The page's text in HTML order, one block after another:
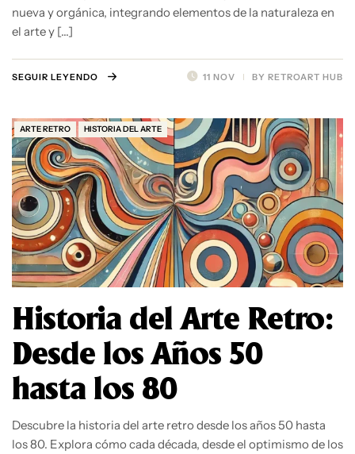
nueva y orgánica, integrando elementos de la naturaleza en
el arte y […]
11 NOV BY RETROART HUB
SEGUIR LEYENDO
ARTE RETRO HISTORIA DEL ARTE
Historia del Arte Retro:
Desde los Años 50
hasta los 80
Descubre la historia del arte retro desde los años 50 hasta
los 80. Explora cómo cada década, desde el optimismo de los